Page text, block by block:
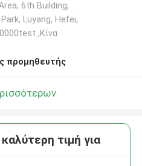
6th Building,
Luyang, Hefei,
,Κίνα
προμηθευτής
τιμή για